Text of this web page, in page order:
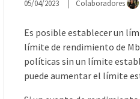
05/04/2023 Colaboradores
Es posible establecer un
límite de rendimiento de
políticas sin un límite
puede aumentar el límite